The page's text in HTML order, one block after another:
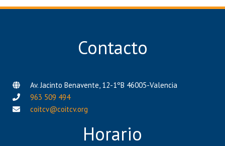
Contacto
Av. Jacinto Benavente, 12-1ºB 46005-Valencia
963 509 494
coitcv@coitcv.org
Horario